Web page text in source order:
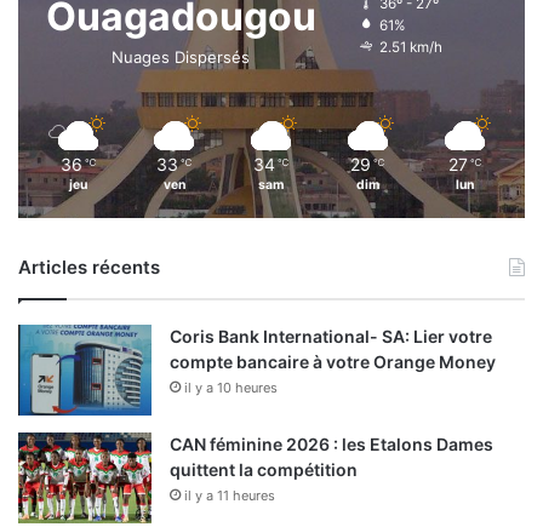
Ouagadougou
Nuages Dispersés
36º - 27º
61%
2.51 km/h
36 ℃
jeu
33 ℃
ven
34 ℃
sam
29 ℃
dim
27 ℃
lun
Articles récents
Coris Bank International- SA: Lier votre
compte bancaire à votre Orange Money
il y a 10 heures
CAN féminine 2026 : les Etalons Dames
quittent la compétition
il y a 11 heures